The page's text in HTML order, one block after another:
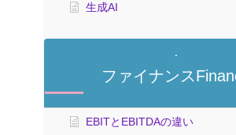
生成AI
ファイナンス
EBITとEBITDAの違い